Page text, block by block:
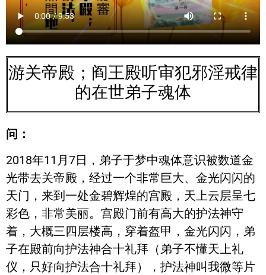
游关帝殿；阎王殿听审犯邪淫戒律
的在世弟子魂体
问：
2018年11月7日，弟子于梦中魂体意识被数道金
光带去关帝殿，经过一个非常巨大、金光闪闪的
天门，来到一处金碧辉煌的宫殿，天上云层呈七
彩色，非常美丽。宫殿门前有高大的护法神守
着，大概三四层楼高，穿着盔甲，金光闪闪，弟
子在殿前向护法神合十礼拜（弟子不懂天上礼
仪，只好向护法合十礼拜），护法神叫我微等片